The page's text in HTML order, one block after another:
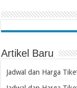
Artikel Baru
Jadwal dan Harga